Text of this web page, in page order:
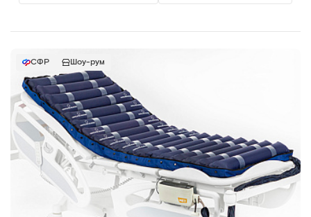
СФР Шоу-рум